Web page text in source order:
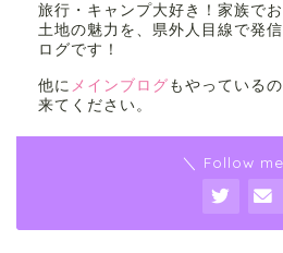
旅行・キャンプ大好き！家族で
土地の魅力を、県外人目線で発
ログです！
他に メインブログ もやっている
来てください。
＼ Follow